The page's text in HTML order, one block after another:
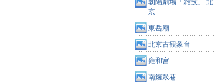
朝陽劇場「雑技」 北
京
東岳廟
北京古観象台
雍和宮
南鑼鼓巷